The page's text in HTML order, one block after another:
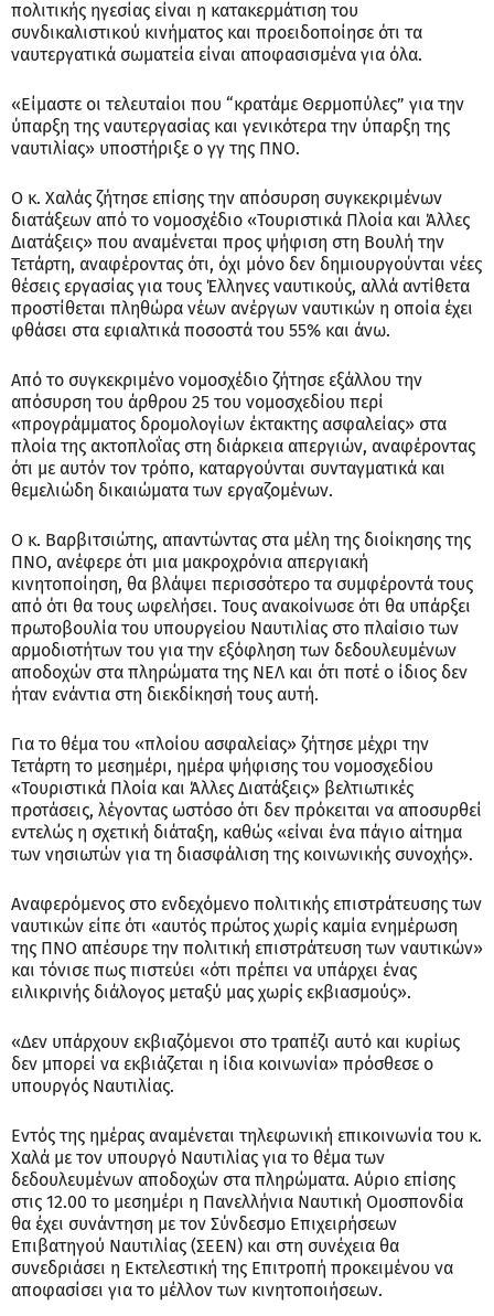
πολιτικής ηγεσίας είναι η κατακερμάτιση του
συνδικαλιστικού κινήματος και προειδοποίησε ότι τα
ναυτεργατικά σωματεία είναι αποφασισμένα για όλα.
«Είμαστε οι τελευταίοι που “κρατάμε Θερμοπύλες” για την
ύπαρξη της ναυτεργασίας και γενικότερα την ύπαρξη της
ναυτιλίας» υποστήριξε ο γγ της ΠΝΟ.
Ο κ. Χαλάς ζήτησε επίσης την απόσυρση συγκεκριμένων
διατάξεων από το νομοσχέδιο «Τουριστικά Πλοία και Άλλες
Διατάξεις» που αναμένεται προς ψήφιση στη Βουλή την
Τετάρτη, αναφέροντας ότι, όχι μόνο δεν δημιουργούνται νέες
θέσεις εργασίας για τους Έλληνες ναυτικούς, αλλά αντίθετα
προστίθεται πληθώρα νέων ανέργων ναυτικών η οποία έχει
φθάσει στα εφιαλτικά ποσοστά του 55% και άνω.
Από το συγκεκριμένο νομοσχέδιο ζήτησε εξάλλου την
απόσυρση του άρθρου 25 του νομοσχεδίου περί
«προγράμματος δρομολογίων έκτακτης ασφαλείας» στα
πλοία της ακτοπλοΐας στη διάρκεια απεργιών, αναφέροντας
ότι με αυτόν τον τρόπο, καταργούνται συνταγματικά και
θεμελιώδη δικαιώματα των εργαζομένων.
Ο κ. Βαρβιτσιώτης, απαντώντας στα μέλη της διοίκησης της
ΠΝΟ, ανέφερε ότι μια μακροχρόνια απεργιακή
κινητοποίηση, θα βλάψει περισσότερο τα συμφέροντά τους
από ότι θα τους ωφελήσει. Τους ανακοίνωσε ότι θα υπάρξει
πρωτοβουλία του υπουργείου Ναυτιλίας στο πλαίσιο των
αρμοδιοτήτων του για την εξόφληση των δεδουλευμένων
αποδοχών στα πληρώματα της ΝΕΛ και ότι ποτέ ο ίδιος δεν
ήταν ενάντια στη διεκδίκησή τους αυτή.
Για το θέμα του «πλοίου ασφαλείας» ζήτησε μέχρι την
Τετάρτη το μεσημέρι, ημέρα ψήφισης του νομοσχεδίου
«Τουριστικά Πλοία και Άλλες Διατάξεις» βελτιωτικές
προτάσεις, λέγοντας ωστόσο ότι δεν πρόκειται να αποσυρθεί
εντελώς η σχετική διάταξη, καθώς «είναι ένα πάγιο αίτημα
των νησιωτών για τη διασφάλιση της κοινωνικής συνοχής».
Αναφερόμενος στο ενδεχόμενο πολιτικής επιστράτευσης των
ναυτικών είπε ότι «αυτός πρώτος χωρίς καμία ενημέρωση
της ΠΝΟ απέσυρε την πολιτική επιστράτευση των ναυτικών»
και τόνισε πως πιστεύει «ότι πρέπει να υπάρχει ένας
ειλικρινής διάλογος μεταξύ μας χωρίς εκβιασμούς».
«Δεν υπάρχουν εκβιαζόμενοι στο τραπέζι αυτό και κυρίως
δεν μπορεί να εκβιάζεται η ίδια κοινωνία» πρόσθεσε ο
υπουργός Ναυτιλίας.
Εντός της ημέρας αναμένεται τηλεφωνική επικοινωνία του κ.
Χαλά με τον υπουργό Ναυτιλίας για το θέμα των
δεδουλευμένων αποδοχών στα πληρώματα. Αύριο επίσης
στις 12.00 το μεσημέρι η Πανελλήνια Ναυτική Ομοσπονδία
θα έχει συνάντηση με τον Σύνδεσμο Επιχειρήσεων
Επιβατηγού Ναυτιλίας (ΣΕΕΝ) και στη συνέχεια θα
συνεδριάσει η Εκτελεστική της Επιτροπή προκειμένου να
αποφασίσει για το μέλλον των κινητοποιήσεων.